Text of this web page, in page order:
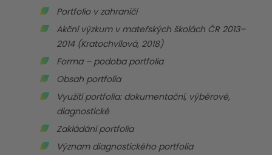
Portfolio v zahraničí
Akční výzkum v mateřských školách ČR 2013–
2014 (Kratochvílová, 2018)
Forma – podoba portfolia
Obsah portfolia
Využití portfolia: dokumentační, výběrové,
diagnostické
Zakládání portfolia
Význam diagnostického portfolia